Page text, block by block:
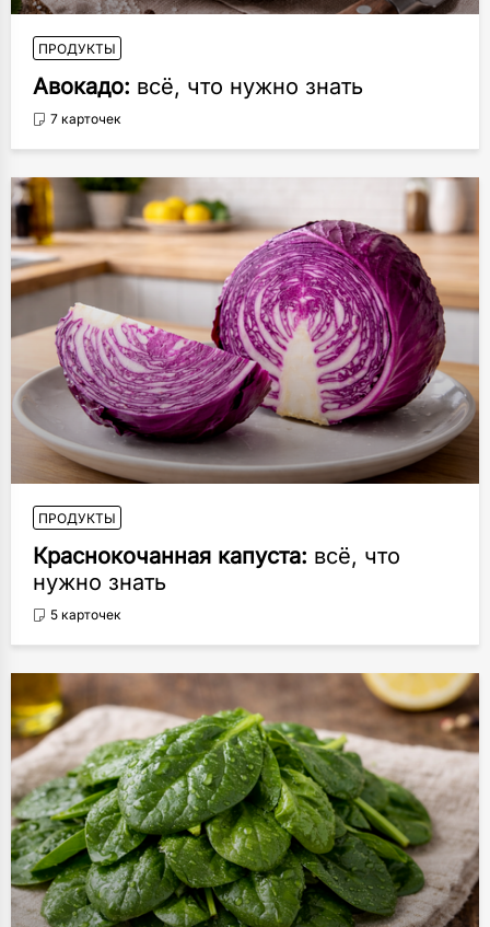
ПРОДУКТЫ
Авокадо: всё, что нужно знать
7 карточек
ПРОДУКТЫ
Краснокочанная капуста: всё, что
нужно знать
5 карточек